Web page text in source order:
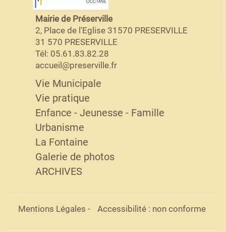
Mairie de Préserville
2, Place de l'Eglise 31570 PRESERVILLE
31 570 PRESERVILLE
Tél: 05.61.83.82.28
accueil@preserville.fr
Vie Municipale
Vie pratique
Enfance - Jeunesse - Famille
Urbanisme
La Fontaine
Galerie de photos
ARCHIVES
Mentions Légales - Accessibilité : non conforme